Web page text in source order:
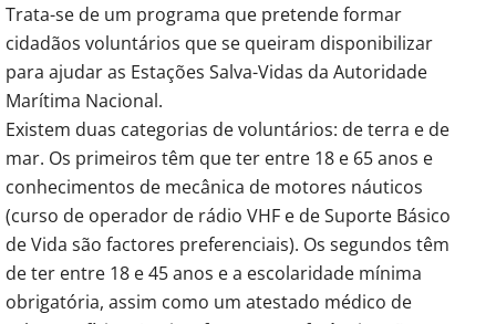
Trata-se de um programa que pretende formar
cidadãos voluntários que se queiram disponibilizar
para ajudar as Estações Salva-Vidas da Autoridade
Marítima Nacional.
Existem duas categorias de voluntários: de terra e de
mar. Os primeiros têm que ter entre 18 e 65 anos e
conhecimentos de mecânica de motores náuticos
(curso de operador de rádio VHF e de Suporte Básico
de Vida são factores preferenciais). Os segundos têm
de ter entre 18 e 45 anos e a escolaridade mínima
obrigatória, assim como um atestado médico de